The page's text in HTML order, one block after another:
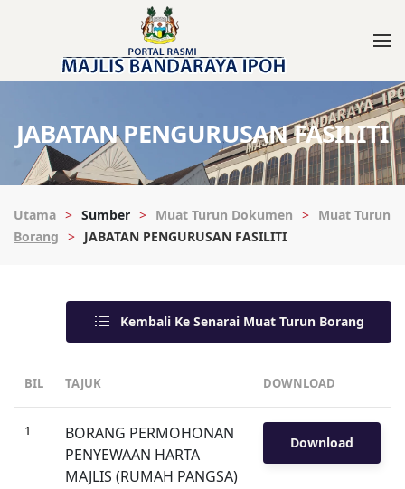
JABATAN PENGURUSAN FASILITI
Utama Sumber Muat Turun Dokumen
Muat Turun
Borang
JABATAN PENGURUSAN FASILITI
Kembali Ke Senarai Muat Turun Borang
BIL TAJUK DOWNLOAD
1
BORANG PERMOHONAN
PENYEWAAN HARTA
MAJLIS (RUMAH PANGSA)
Download